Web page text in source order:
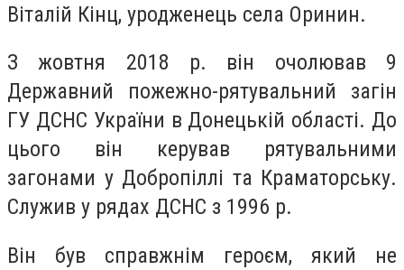
Віталій Кінц, уродженець села Оринин.
З жовтня 2018 р. він очолював 9
Державний пожежно-рятувальний загін
ГУ ДСНС України в Донецькій області. До
цього він керував рятувальними
загонами у Добропіллі та Краматорську.
Служив у рядах ДСНС з 1996 р.
Він був справжнім героєм, який не